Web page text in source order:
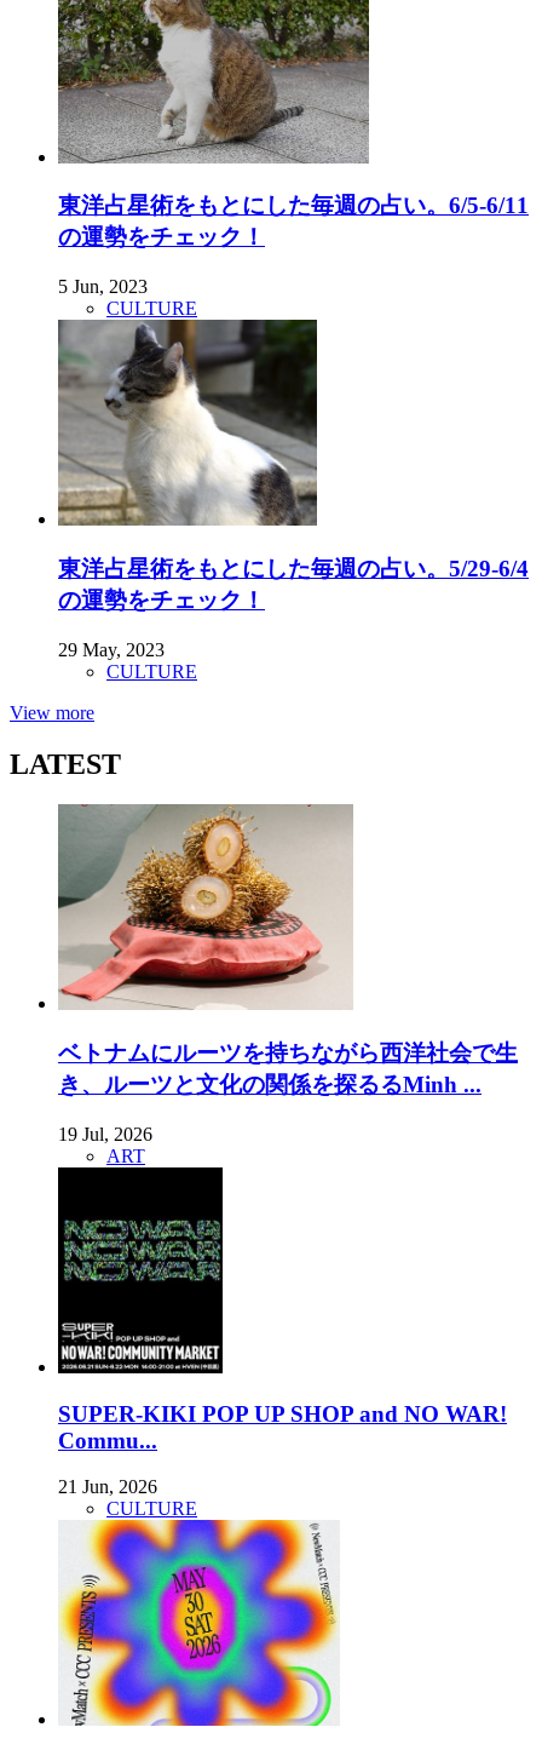
東洋占星術をもとにした毎週の占い。6/5-6/11
の運勢をチェック！
5 Jun, 2023
CULTURE
東洋占星術をもとにした毎週の占い。5/29-6/4
の運勢をチェック！
29 May, 2023
CULTURE
View more
LATEST
ベトナムにルーツを持ちながら西洋社会で生
き、ルーツと文化の関係を探るるMinh ...
19 Jul, 2026
ART
SUPER-KIKI POP UP SHOP and NO WAR!
Commu...
21 Jun, 2026
CULTURE